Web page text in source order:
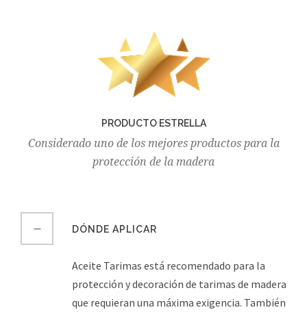
PRODUCTO ESTRELLA
Considerado uno de los mejores productos para la
protección de la madera
DÓNDE APLICAR
Aceite Tarimas está recomendado para la
protección y decoración de tarimas de madera
que requieran una máxima exigencia. También